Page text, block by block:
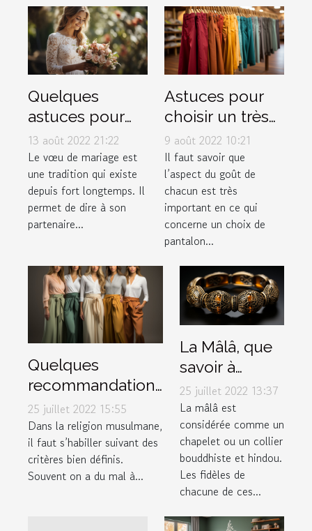
Quelques
astuces pour
rédiger
facilement ses
vœux de
mariage
13 août 2022 21:22
Le vœu de mariage est
une tradition qui existe
depuis fort longtemps. Il
permet de dire à son
partenaire...
Astuces pour
choisir un très
bon pantalon
musulman
9 août 2022 10:21
Il faut savoir que
l’aspect du goût de
chacun est très
important en ce qui
concerne un choix de
pantalon...
Quelques
recommandations
pour choisir un
bon pantalon
musulman
25 juillet 2022 15:55
Dans la religion musulmane,
il faut s’habiller suivant des
critères bien définis.
Souvent on a du mal à...
La Mâlâ, que
savoir à
propos de ce
bracelet
spécial ?
25 juillet 2022 13:37
La mâlâ est
considérée comme un
chapelet ou un collier
bouddhiste et hindou.
Les fidèles de
chacune de ces...